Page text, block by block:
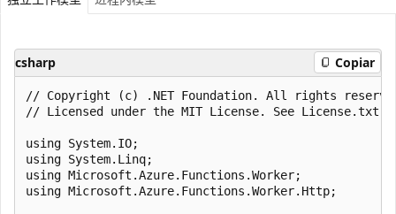
csharp Copiar
﻿// Copyright (c) .NET Foundation. All rights
// Licensed under the MIT License. See
using System.IO;
using System.Linq;
using Microsoft.Azure.Functions.Worker;
using Microsoft.Azure.Functions.Worker.Http;